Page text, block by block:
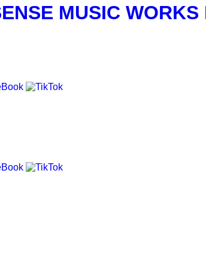
MUSIC WORKS